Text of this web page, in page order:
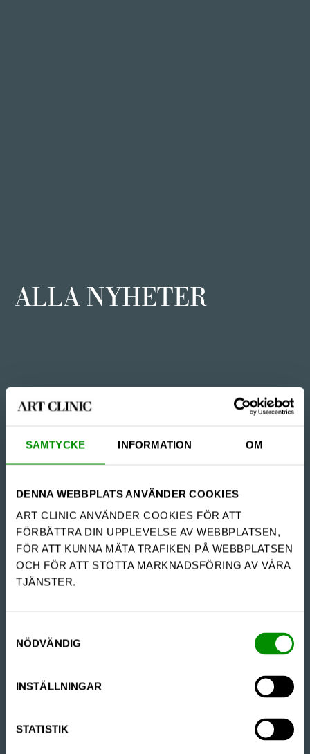
SAMTYCKE INFORMATION OM
DENNA WEBBPLATS ANVÄNDER COOKIES
ART CLINIC ANVÄNDER COOKIES FÖR ATT
FÖRBÄTTRA DIN UPPLEVELSE AV WEBBPLATSEN,
FÖR ATT KUNNA MÄTA TRAFIKEN PÅ WEBBPLATSEN
OCH FÖR ATT STÖTTA MARKNADSFÖRING AV VÅRA
TJÄNSTER.
NÖDVÄNDIG
INSTÄLLNINGAR
STATISTIK
ALLA NYHETER